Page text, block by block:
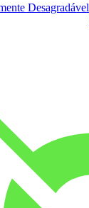
Desagradável